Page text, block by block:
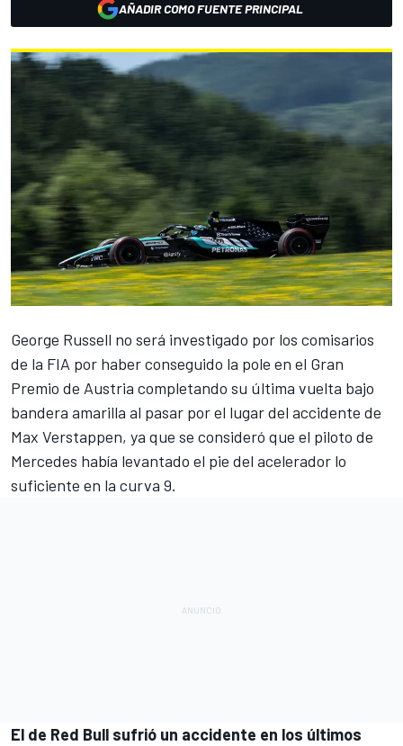
AÑADIR COMO FUENTE PRINCIPAL
George Russell no será investigado por los comisarios
de la FIA por haber conseguido la pole en el Gran
Premio de Austria completando su última vuelta bajo
bandera amarilla al pasar por el lugar del accidente de
Max Verstappen, ya que se consideró que el piloto de
Mercedes había levantado el pie del acelerador lo
suficiente en la curva 9.
El de Red Bull sufrió un accidente en los últimos